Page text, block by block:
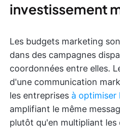
investissement
Les budgets marketing
dans des campagnes
coordonnées entre elles.
d'une communication
les entreprises à optimiser
amplifiant le même
plutôt qu'en multipliant